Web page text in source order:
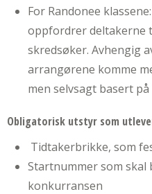
For Randonee
oppfordrer deltakerne
skredsøker. Avhengig
arrangørene komme
men selvsagt basert
Obligatorisk utstyr som
Tidtakerbrikke, som
Startnummer som
konkurransen